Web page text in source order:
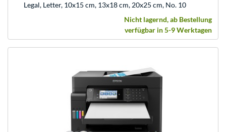
Legal, Letter, 10x15 cm, 13x18 cm, 20x25 cm, No. 10
Nicht lagernd, ab Bestellung
verfügbar in 5-9 Werktagen